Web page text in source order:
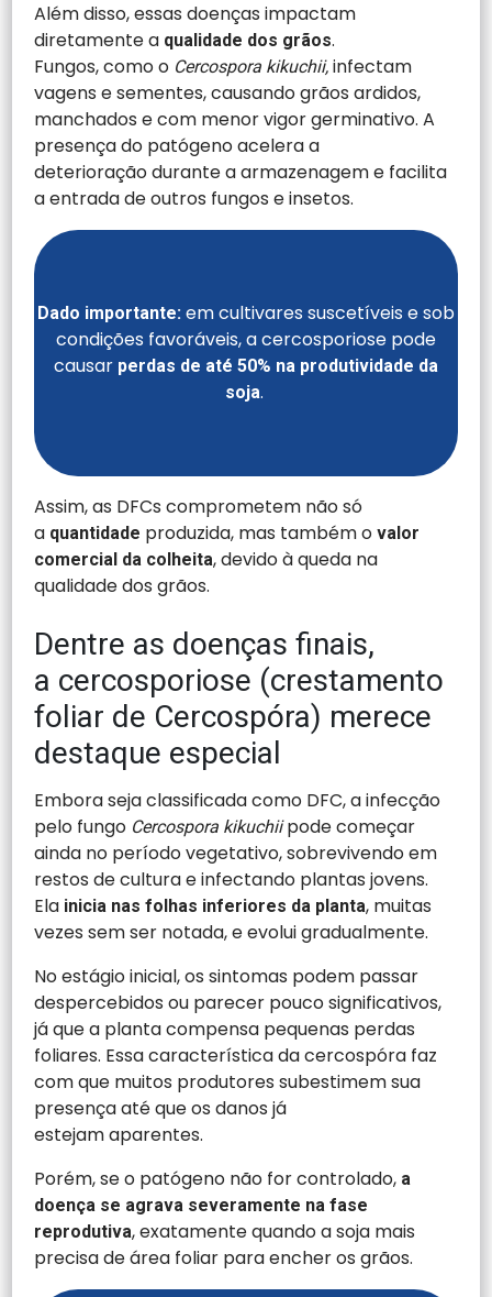
Além disso, essas doenças impactam
diretamente a qualidade dos grãos.
Fungos, como o Cercospora kikuchii, infectam
vagens e sementes, causando grãos ardidos,
manchados e com menor vigor germinativo. A
presença do patógeno acelera a
deterioração durante a armazenagem e facilita
a entrada de outros fungos e insetos.
Dado importante: em cultivares suscetíveis e sob
condições favoráveis, a cercosporiose pode
causar perdas de até 50% na produtividade da
soja.
Assim, as DFCs comprometem não só
a quantidade produzida, mas também ovalor
comercial da colheita, devido à queda na
qualidade dos grãos.
Dentre as doenças finais,
a cercosporiose (crestamento
foliar de Cercospóra) merece
destaque especial
Embora seja classificada como DFC, a infecção
pelo fungo Cercospora kikuchiipode começar
ainda no período vegetativo, sobrevivendo em
restos de cultura e infectando plantas jovens.
Ela inicia nas folhas inferiores da planta, muitas
vezes sem ser notada, e evolui gradualmente.
No estágio inicial, os sintomas podem passar
despercebidos ou parecer pouco significativos,
já que a planta compensa pequenas perdas
foliares. Essa característica da cercospóra faz
com que muitos produtores subestimem sua
presença até que os danos já
estejam aparentes.
Porém, se o patógeno não for controlado, a
doença se agrava severamente na fase
reprodutiva, exatamente quando a soja mais
precisa de área foliar para encher os grãos.